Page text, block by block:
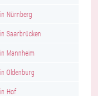
Nürnberg
Saarbrücken
Mannheim
Oldenburg
Hof